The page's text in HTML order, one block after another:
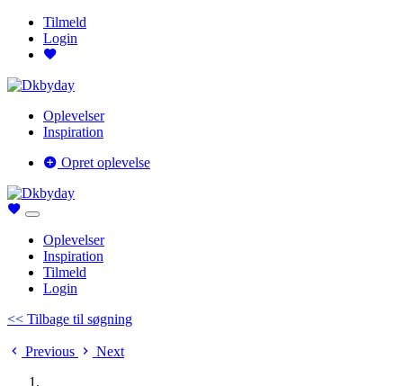
Tilmeld
Login
Oplevelser
Inspiration
Opret oplevelse
Oplevelser
Inspiration
Tilmeld
Login
<< Tilbage til søgning
Previous Next